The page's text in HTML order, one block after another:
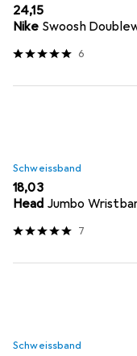
EUR
24,15
Nike Swoosh
6
Schweissband
EUR
18,03
Head Jumbo
7
Schweissband